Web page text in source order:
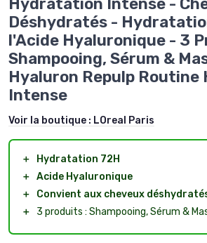
Déshydratés -
l'Acide Hyaluronique - 3
Shampooing, Sérum &
Hyaluron Repulp
Intense
Voir la boutique : LOreal Paris
＋
Hydratation 72H
＋ Acide Hyaluronique
＋
Convient aux cheveux
＋
3 produits : Shampooing, Sérum &